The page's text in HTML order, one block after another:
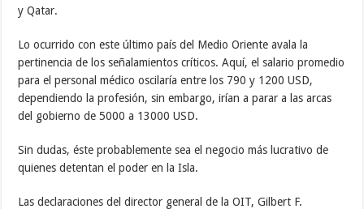
y Qatar.
Lo ocurrido con este último país del Medio Oriente avala la
pertinencia de los señalamientos críticos. Aquí, el salario promedio
para el personal médico oscilaría entre los 790 y 1200 USD,
dependiendo la profesión, sin embargo, irían a parar a las arcas
del gobierno de 5000 a 13000 USD.
Sin dudas, éste probablemente sea el negocio más lucrativo de
quienes detentan el poder en la Isla.
Las declaraciones del director general de la OIT, Gilbert F.